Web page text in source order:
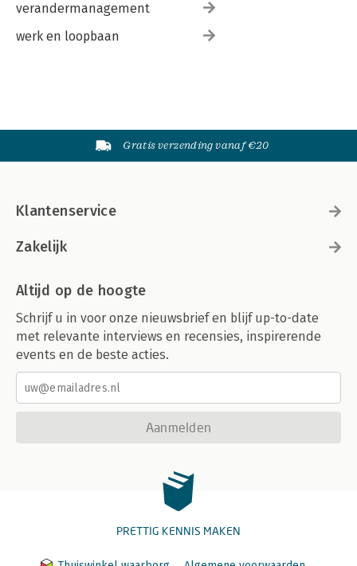
verandermanagement
werk en loopbaan
Gratis verzending vanaf €20
Klantenservice
Zakelijk
Altijd op de hoogte
Schrijf u in voor onze nieuwsbrief en blijf up-to-date
met relevante interviews en recensies, inspirerende
events en de beste acties.
Aanmelden
PRETTIG KENNIS MAKEN